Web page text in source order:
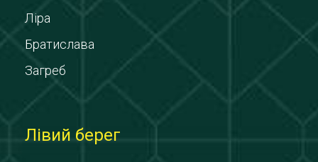
Ліра
Братислава
Загреб
Лівий берег